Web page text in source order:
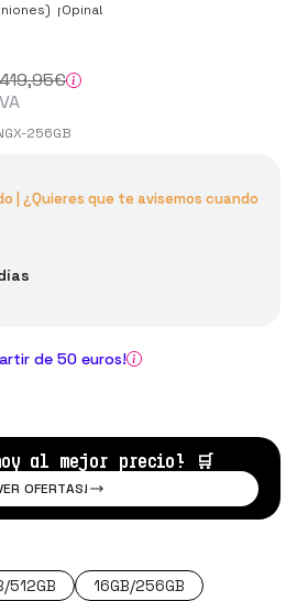
¡Opina!
419,95€
256GB
| ¿Quieres que te avisemos cuando
de 50 euros!
al mejor precio! 🛒
OFERTAS!
512GB
16GB/256GB